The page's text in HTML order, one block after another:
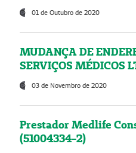
01 de Outubro de 2020
MUDANÇA DE
SERVIÇOS MÉDICOS
03 de Novembro de 2020
Prestador Medlife
(51004334-2)